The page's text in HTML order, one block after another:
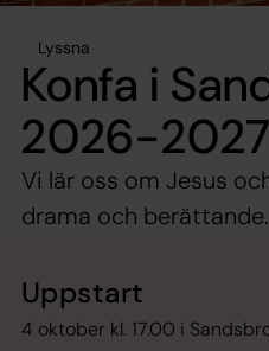
Lyssna
Konfa i
2026-2027
Vi lär oss om Jesus
drama och berättande.
Uppstart
4 oktober kl. 17.00 i